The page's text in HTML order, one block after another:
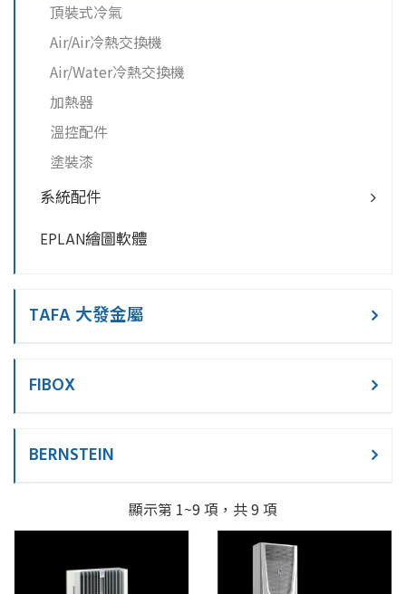
顯示第 1~9 項，共 9 項
頂裝式冷氣
Air/Air冷熱交換機
Air/Water冷熱交換機
加熱器
溫控配件
塗裝漆
系統配件
EPLAN繪圖軟體
TAFA 大發金屬
FIBOX
BERNSTEIN